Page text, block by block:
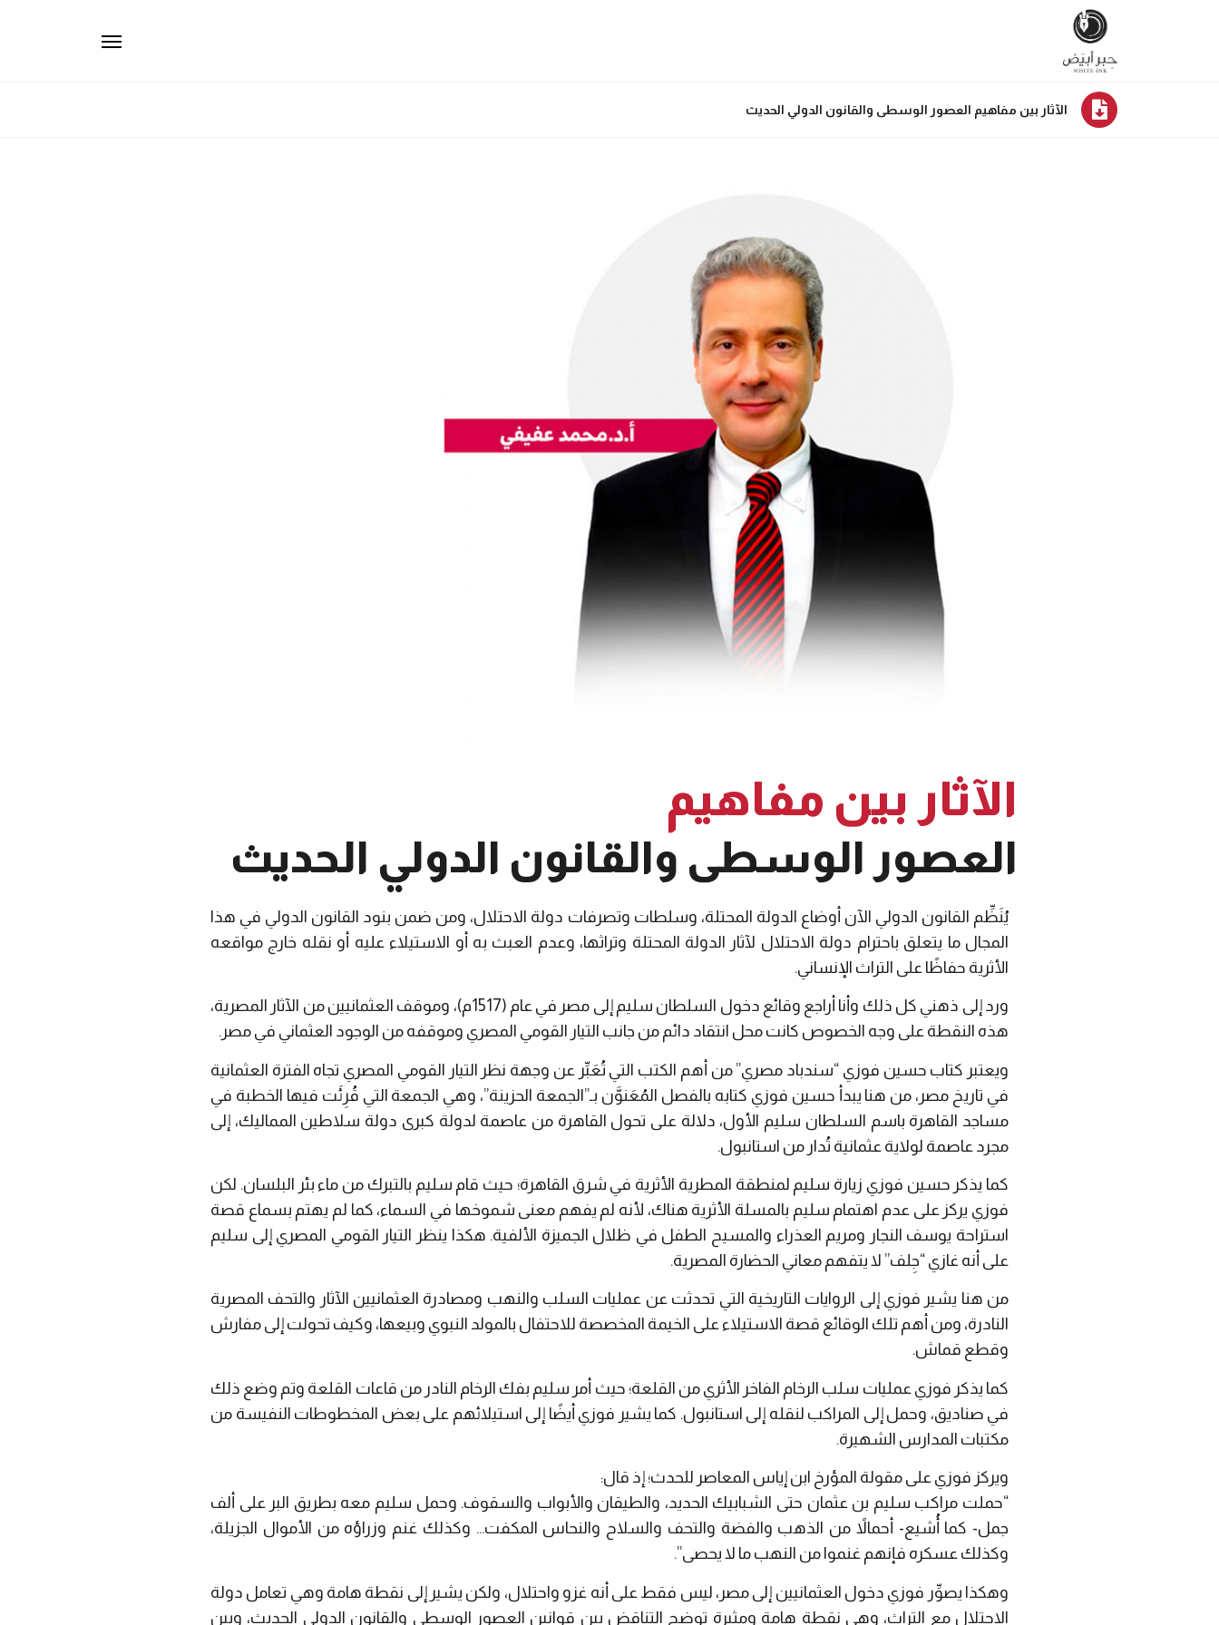
الآثار بين مفاهيم العصور الوسطى والقانون الدولي الحديث
الآثار بين مفاهيم
العصور الوسطى والقانون الدولي الحديث
يُنَظِّم القانون الدولي الآن أوضاع الدولة المحتلة، وسلطات وتصرفات دولة الاحتلال، ومن ضمن بنود القانون الدولي في هذا
المجال ما يتعلق باحترام دولة الاحتلال لآثار الدولة المحتلة وتراثها، وعدم العبث به أو الاستيلاء عليه أو نقله خارج مواقعه
الأثرية حفاظًا على التراث الإنساني.
ورد إلى ذهني كل ذلك وأنا أراجع وقائع دخول السلطان سليم إلى مصر في عام (1517م)، وموقف العثمانيين من الآثار المصرية،
هذه النقطة على وجه الخصوص كانت محل انتقاد دائم من جانب التيار القومي المصري وموقفه من الوجود العثماني في مصر.
ويعتبر كتاب حسين فوزي “سندباد مصري” من أهم الكتب التي تُعَبِّر عن وجهة نظر التيار القومي المصري تجاه الفترة العثمانية
في تاريخ مصر، من هنا يبدأ حسين فوزي كتابه بالفصل المُعَنوَّن بـ”الجمعة الحزينة”، وهي الجمعة التي قُرِئَت فيها الخطبة في
مساجد القاهرة باسم السلطان سليم الأول، دلالة على تحول القاهرة من عاصمة لدولة كبرى دولة سلاطين المماليك، إلى
مجرد عاصمة لولاية عثمانية تُدار من استانبول.
كما يذكر حسين فوزي زيارة سليم لمنطقة المطرية الأثرية في شرق القاهرة؛ حيث قام سليم بالتبرك من ماء بئر البلسان. لكن
فوزي يركز على عدم اهتمام سليم بالمسلة الأثرية هناك، لأنه لم يفهم معنى شموخها في السماء، كما لم يهتم بسماع قصة
استراحة يوسف النجار ومريم العذراء والمسيح الطفل في ظلال الجميزة الألفية. هكذا ينظر التيار القومي المصري إلى سليم
على أنه غازي “جِلف” لا يتفهم معاني الحضارة المصرية.
من هنا يشير فوزي إلى الروايات التاريخية التي تحدثت عن عمليات السلب والنهب ومصادرة العثمانيين الآثار والتحف المصرية
النادرة، ومن أهم تلك الوقائع قصة الاستيلاء على الخيمة المخصصة للاحتفال بالمولد النبوي وبيعها، وكيف تحولت إلى مفارش
وقطع قماش.
كما يذكر فوزي عمليات سلب الرخام الفاخر الأثري من القلعة؛ حيث أمر سليم بفك الرخام النادر من قاعات القلعة وتم وضع ذلك
في صناديق، وحمل إلى المراكب لنقله إلى استانبول. كما يشير فوزي أيضًا إلى استيلائهم على بعض المخطوطات النفيسة من
مكتبات المدارس الشهيرة.
ويركز فوزي على مقولة المؤرخ ابن إياس المعاصر للحدث؛ إذ قال:
“حملت مراكب سليم بن عثمان حتى الشبابيك الحديد، والطيقان والأبواب والسقوف. وحمل سليم معه بطريق البر على ألف
جمل- كما أُشيع- أحمالاً من الذهب والفضة والتحف والسلاح والنحاس المكفت… وكذلك غنم وزراؤه من الأموال الجزيلة،
وكذلك عسكره فإنهم غنموا من النهب ما لا يحصى”.
وهكذا يصوِّر فوزي دخول العثمانيين إلى مصر، ليس فقط على أنه غزو واحتلال، ولكن يشير إلى نقطة هامة وهي تعامل دولة
الاحتلال مع التراث، وهي نقطة هامة ومثيرة توضح التناقض بين قوانين العصور الوسطى والقانون الدولي الحديث، وبين